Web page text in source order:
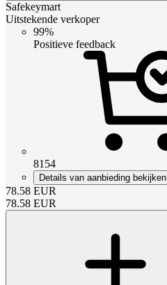
Safekeymart
Uitstekende verkoper
99%
Positieve feedback
8154
Details van aanbieding bekijken
78.58 EUR
78.58 EUR